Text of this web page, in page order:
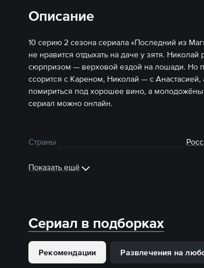
Описание
10 серию 2 сезона сериала «Последний из
не нравится отдыхать на даче у зятя.
сюрпризом — верховой ездой на лошади. Но
ссорится с Кареном, Николай — с
помириться под хорошее вино, а молодожёны
сериал можно онлайн.
Страны
Показать ещё
Сериал в подборках
Рекомендации Развлечения на